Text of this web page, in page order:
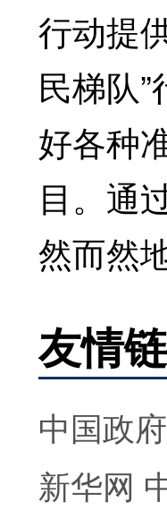
行动提
民梯队
好各种
目。通
然而然
友情
中国政
新华网